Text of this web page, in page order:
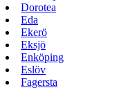
Dorotea
Eda
Ekerö
Eksjö
Enköping
Eslöv
Fagersta